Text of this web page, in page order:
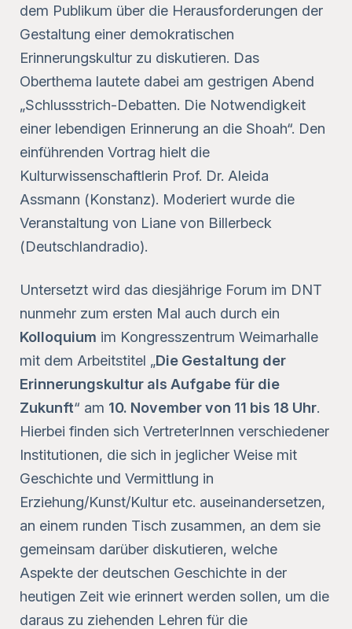
dem Publikum über die Herausforderungen der
Gestaltung einer demokratischen
Erinnerungskultur zu diskutieren. Das
Oberthema lautete dabei am gestrigen Abend
„Schlussstrich-Debatten. Die Notwendigkeit
einer lebendigen Erinnerung an die Shoah“. Den
einführenden Vortrag hielt die
Kulturwissenschaftlerin Prof. Dr. Aleida
Assmann (Konstanz). Moderiert wurde die
Veranstaltung von Liane von Billerbeck
(Deutschlandradio).
Untersetzt wird das diesjährige Forum im DNT
nunmehr zum ersten Mal auch durch ein
Kolloquium im Kongresszentrum Weimarhalle
mit dem Arbeitstitel „Die Gestaltung der
Erinnerungskultur als Aufgabe für die
Zukunft“ am 10. November von 11 bis 18 Uhr.
Hierbei finden sich VertreterInnen verschiedener
Institutionen, die sich in jeglicher Weise mit
Geschichte und Vermittlung in
Erziehung/Kunst/Kultur etc. auseinandersetzen,
an einem runden Tisch zusammen, an dem sie
gemeinsam darüber diskutieren, welche
Aspekte der deutschen Geschichte in der
heutigen Zeit wie erinnert werden sollen, um die
daraus zu ziehenden Lehren für die